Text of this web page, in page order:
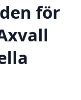
för